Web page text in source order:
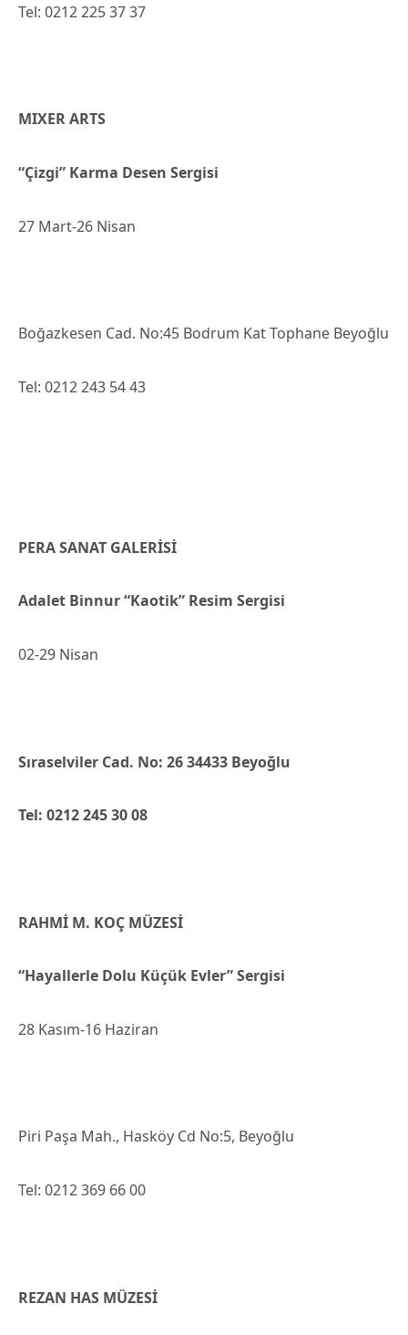
Tel: 0212 225 37 37
MIXER ARTS
“Çizgi” Karma Desen Sergisi
27 Mart-26 Nisan
Boğazkesen Cad. No:45 Bodrum Kat Tophane Beyoğlu
Tel: 0212 243 54 43
PERA SANAT GALERİSİ
Adalet Binnur “Kaotik” Resim Sergisi
02-29 Nisan
Sıraselviler Cad. No: 26 34433 Beyoğlu
Tel: 0212 245 30 08
RAHMİ M. KOÇ MÜZESİ
“Hayallerle Dolu Küçük Evler” Sergisi
28 Kasım-16 Haziran
Piri Paşa Mah., Hasköy Cd No:5, Beyoğlu
Tel: 0212 369 66 00
REZAN HAS MÜZESİ